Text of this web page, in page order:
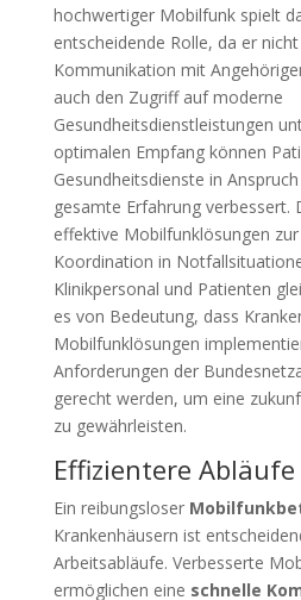
hochwertiger Mobilfunk spielt
entscheidende Rolle, da er
Kommunikation mit
auch den Zugriff auf moderne
Gesundheitsdienstleistungen
optimalen Empfang können
Gesundheitsdienste in
gesamte Erfahrung verbessert.
effektive Mobilfunklösungen
Koordination in
Klinikpersonal und Patienten
es von Bedeutung, dass
Mobilfunklösungen
Anforderungen der
gerecht werden, um eine
zu gewährleisten.
Effizientere Abläufe
Ein reibungsloser
Krankenhäusern ist
Arbeitsabläufe. Verbesserte
ermöglichen eine schnelle